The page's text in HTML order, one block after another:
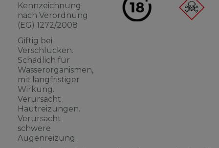
Kennzeichnung
nach Verordnung
(EG) 1272/2008
Giftig bei
Verschlucken.
Schädlich für
Wasserorganismen,
mit langfristiger
Wirkung.
Verursacht
Hautreizungen.
Verursacht
schwere
Augenreizung.